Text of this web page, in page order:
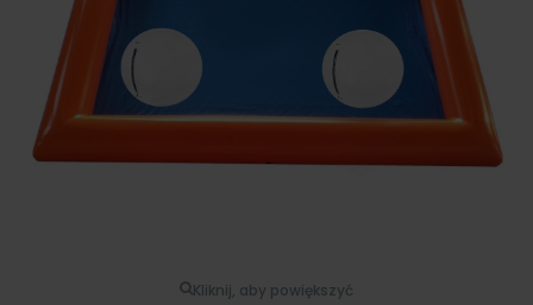
Kliknij, aby powiększyć